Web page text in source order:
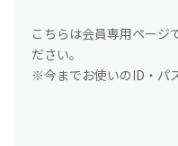
こちらは会員専用ページ
ださい。
※今までお使いのID・パ